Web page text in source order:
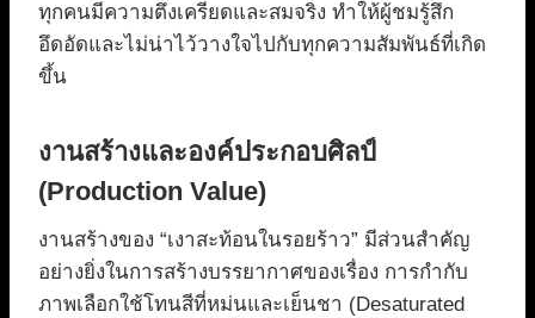
ทุกคนมีความตึงเครียดและสมจริง ทำให้ผู้ชมรู้สึก
อึดอัดและไม่น่าไว้วางใจไปกับทุกความสัมพันธ์ที่เกิด
ขึ้น
งานสร้างและองค์ประกอบศิลป์
(Production Value)
งานสร้างของ “เงาสะท้อนในรอยร้าว” มีส่วนสำคัญ
อย่างยิ่งในการสร้างบรรยากาศของเรื่อง การกำกับ
ภาพเลือกใช้โทนสีที่หม่นและเย็นชา (Desaturated